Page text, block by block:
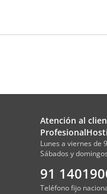
Atención al
Lunes a viernes de
Sábados y
91
Teléfono fijo